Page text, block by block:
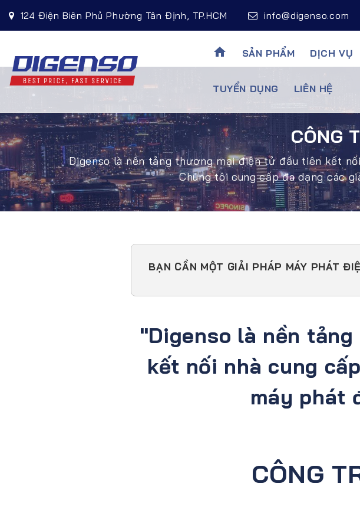
124 Điện Biên Phủ Phường Tân Định, TP.HCM info@digenso.com
home SẢN PHẨM DỊCH VỤ
TUYỂN DỤNG LIÊN HỆ
CÔNG
Digenso là nền tảng thương mại điện tử đầu tiên kết
Chúng tôi cung cấp đa dạng các
BẠN CẦN MỘT GIẢI PHÁP MÁY PHÁT
"Digenso là nền
kết nối nhà cung
máy phát
CÔNG